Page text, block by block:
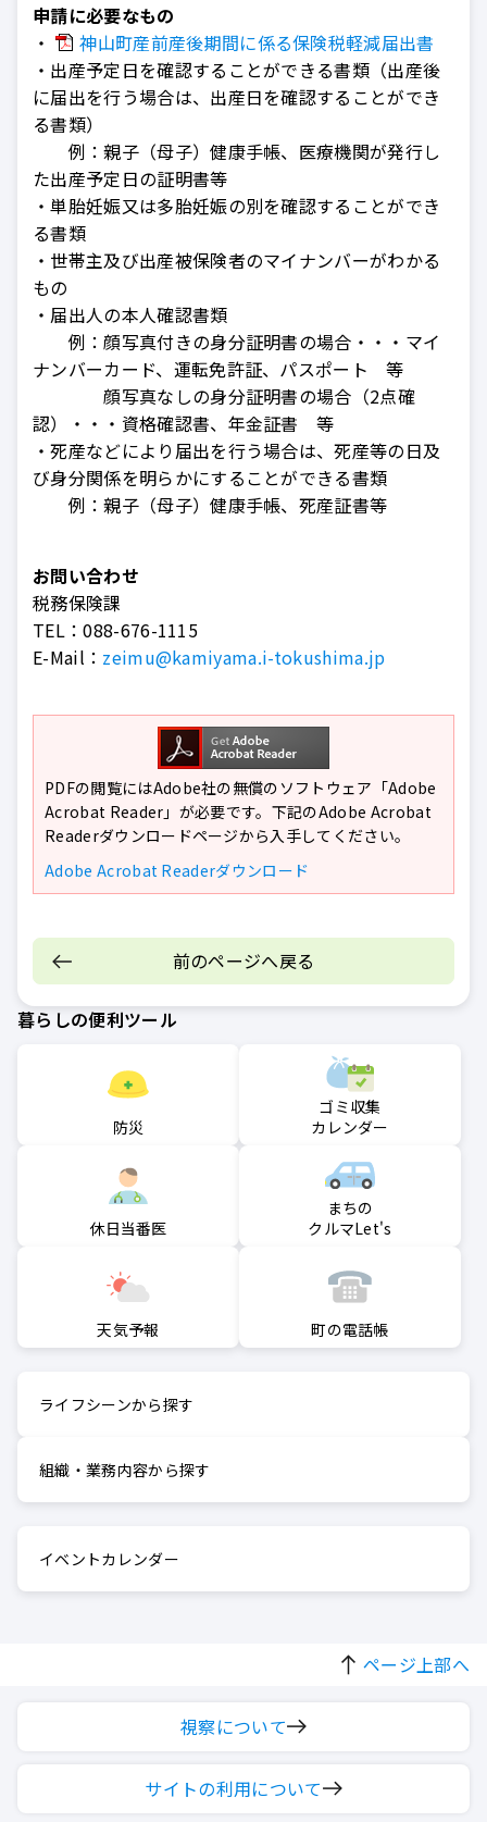
申請に必要なもの
・
神山町産前産後期間に係る保険税軽減届出書
・出産予定日を確認することができる書類（出産後
に届出を行う場合は、出産日を確認することができ
る書類）
例：親子（母子）健康手帳、医療機関が発行し
た出産予定日の証明書等
・単胎妊娠又は多胎妊娠の別を確認することができ
る書類
・世帯主及び出産被保険者のマイナンバーがわかる
もの
・届出人の本人確認書類
例：顔写真付きの身分証明書の場合・・・マイ
ナンバーカード、運転免許証、パスポート 等
顔写真なしの身分証明書の場合（2点確
認）・・・資格確認書、年金証書 等
・死産などにより届出を行う場合は、死産等の日及
び身分関係を明らかにすることができる書類
例：親子（母子）健康手帳、死産証書等
お問い合わせ
税務保険課
TEL：088-676-1115
E-Mail： zeimu@kamiyama.i-tokushima.jp
PDFの閲覧にはAdobe社の無償のソフトウェア「Adobe
Acrobat Reader」が必要です。下記のAdobe Acrobat
Readerダウンロードページから入手してください。
Adobe Acrobat Readerダウンロード
前のページへ戻る
暮らしの便利ツール
防災
ゴミ収集
カレンダー
休日当番医
まちの
クルマLet's
天気予報 町の電話帳
ライフシーンから探す
組織・業務内容から探す
イベントカレンダー
ページ上部へ
視察について
サイトの利用について